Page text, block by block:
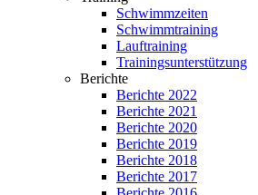
Schwimmzeiten
Schwimmtraining
Lauftraining
Trainingsunterstützung
Berichte
Berichte 2022
Berichte 2021
Berichte 2020
Berichte 2019
Berichte 2018
Berichte 2017